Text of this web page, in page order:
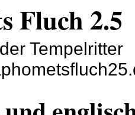
Fluch 2.5
Tempelritter